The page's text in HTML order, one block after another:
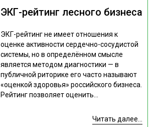
ЭКГ-рейтинг лесного бизнеса
ЭКГ-рейтинг не имеет отношения к
оценке активности сердечно-сосудистой
системы, но в определённом смысле
является методом диагностики — в
публичной риторике его часто называют
«оценкой здоровья» российского бизнеса.
Рейтинг позволяет оценить...
Читать далее...